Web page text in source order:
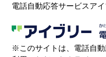
電話自動応答サービスア
※このサイトは、電話自